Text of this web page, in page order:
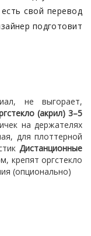
свой перевод
подготовит
не выгорает,
(акрил) 3–5
на держателях
для плоттерной
Дистанционные
крепят оргстекло
(опционально)